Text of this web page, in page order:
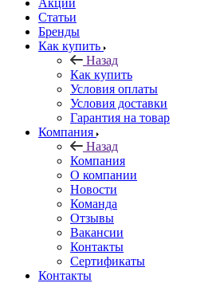
Акции
Статьи
Бренды
Как купить
Назад
Как купить
Условия оплаты
Условия доставки
Гарантия на товар
Компания
Назад
Компания
О компании
Новости
Команда
Отзывы
Вакансии
Контакты
Сертификаты
Контакты